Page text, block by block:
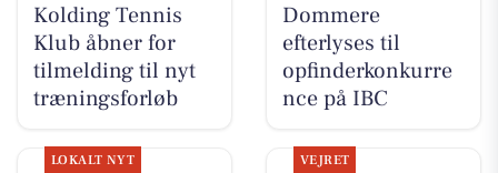
Kolding Tennis
Klub åbner for
tilmelding til nyt
træningsforløb
Dommere
efterlyses til
opfinderkonkurre
nce på IBC
LOKALT NYT VEJRET